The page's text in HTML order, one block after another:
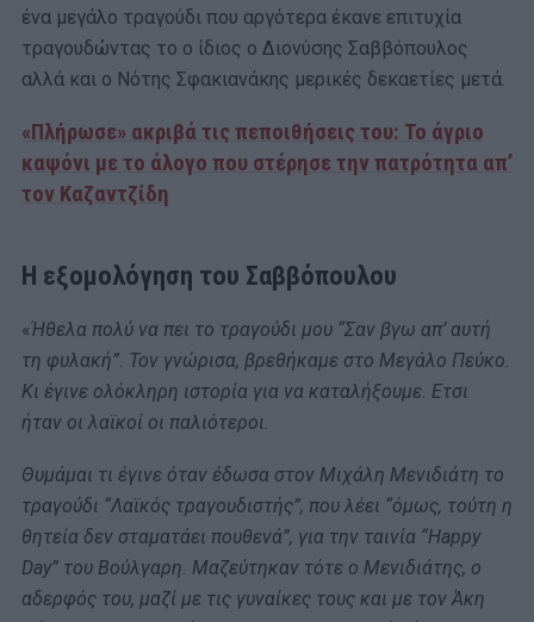
ένα μεγάλο τραγούδι που αργότερα έκανε επιτυχία
τραγουδώντας το ο ίδιος ο Διονύσης Σαββόπουλος
αλλά και ο Νότης Σφακιανάκης μερικές δεκαετίες μετά.
«Πλήρωσε» ακριβά τις πεποιθήσεις του: Το άγριο
καψόνι με το άλογο που στέρησε την πατρότητα απ’
τον Καζαντζίδη
Η εξομολόγηση του Σαββόπουλου
«Ήθελα πολύ να πει το τραγούδι μου “Σαν βγω απ’ αυτή
τη φυλακή”. Τον γνώρισα, βρεθήκαμε στο Μεγάλο Πεύκο.
Κι έγινε ολόκληρη ιστορία για να καταλήξουμε. Ετσι
ήταν οι λαϊκοί οι παλιότεροι.
Θυμάμαι τι έγινε όταν έδωσα στον Μιχάλη Μενιδιάτη το
τραγούδι “Λαϊκός τραγουδιστής”, που λέει “όμως, τούτη η
θητεία δεν σταματάει πουθενά”, για την ταινία “Happy
Day” του Βούλγαρη. Μαζεύτηκαν τότε ο Μενιδιάτης, ο
αδερφός του, μαζί με τις γυναίκες τους και με τον Άκη